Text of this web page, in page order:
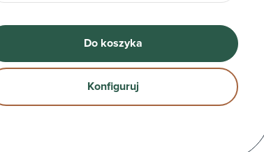
Do koszyka
Konfiguruj